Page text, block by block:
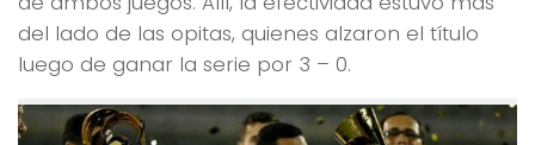
del lado de las opitas, quienes alzaron el título
luego de ganar la serie por 3 – 0.